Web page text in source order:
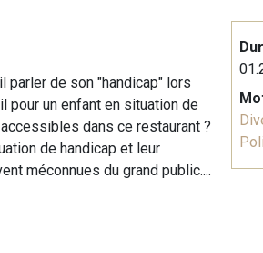
parler de son "handicap" lors
pour un enfant en situation de
dans ce restaurant ?
de handicap et leur
méconnues du grand public....